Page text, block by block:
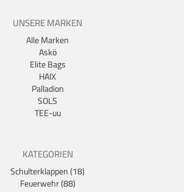
UNSERE MARKEN
Alle Marken
Askö
Elite Bags
HAIX
Palladion
SOLS
TEE-uu
KATEGORIEN
Schulterklappen (18)
Feuerwehr (88)